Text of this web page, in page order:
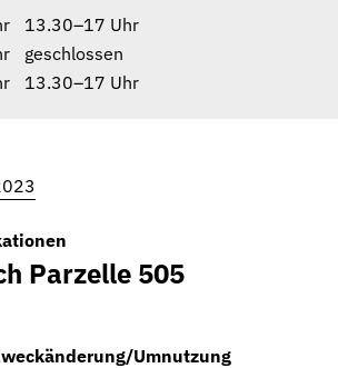
13.30–17 Uhr
geschlossen
13.30–17 Uhr
Parzelle 505
Umnutzung